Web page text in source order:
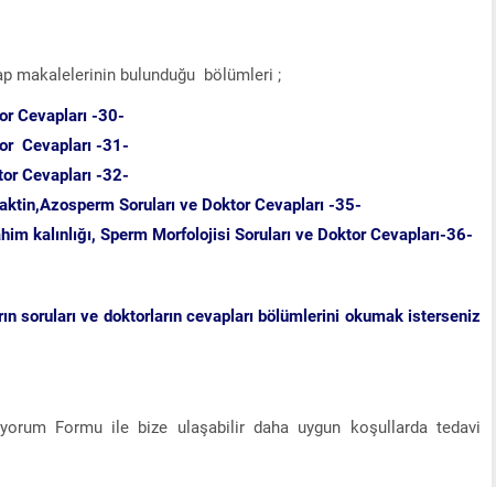
makalelerinin bulunduğu bölümleri ;
Cevapları -30-
Cevapları -31-
Cevapları -32-
Soruları ve Doktor Cevapları -35-
kalınlığı, Sperm Morfolojisi Soruları ve Doktor Cevapları-36-
soruları ve doktorların cevapları bölümlerini okumak isterseniz
Formu ile bize ulaşabilir daha uygun koşullarda tedavi